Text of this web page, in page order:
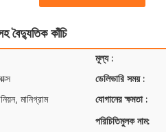
বৈদ্যুতিক কাঁচি
মূল্য :
ডেলিভারি সময় :
মানিগ্রাম যোগানের ক্ষমতা :
পরিচিতিমুলক নাম: